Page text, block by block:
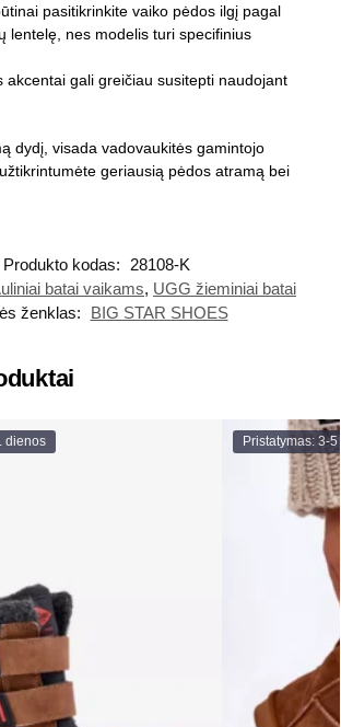
pasitikrinkite vaiko pėdos ilgį pagal
lentelę, nes modelis turi specifinius
akcentai gali greičiau susitepti naudojant
dydį, visada vadovaukitės gamintojo
geriausią pėdos atramą bei
Produkto kodas:
28108-K
batai vaikams, UGG žieminiai batai
ženklas:
BIG STAR SHOES
dienos Pristatymas: 3-